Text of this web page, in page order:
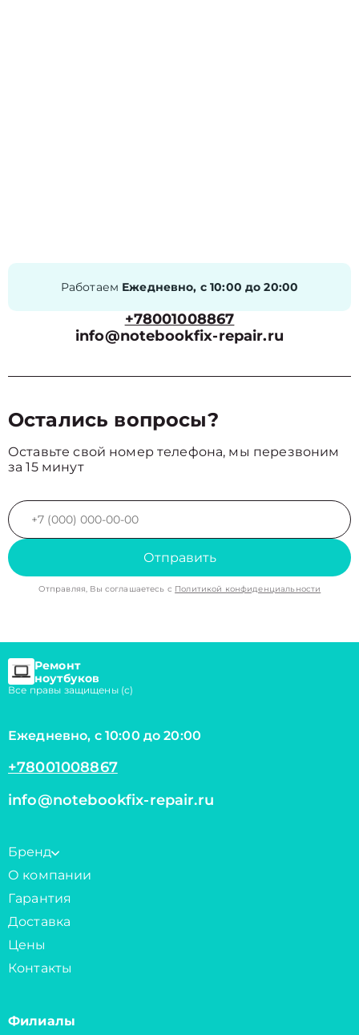
Работаем Ежедневно, с 10:00 до 20:00
+78001008867
info@notebookfix-repair.ru
Остались вопросы?
Оставьте свой номер телефона, мы перезвоним
за 15 минут
Отправить
Отправляя, Вы соглашаетесь с Политикой конфиденциальности
Ремонт
ноутбуков
Все правы защищены (с)
Ежедневно, с 10:00 до 20:00
+78001008867
info@notebookfix-repair.ru
Бренд
О компании
Гарантия
Доставка
Цены
Контакты
Филиалы